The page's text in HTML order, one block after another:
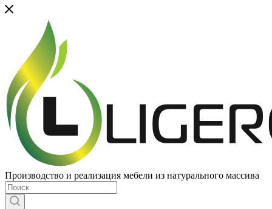
Производство и реализация мебели из натурального массива